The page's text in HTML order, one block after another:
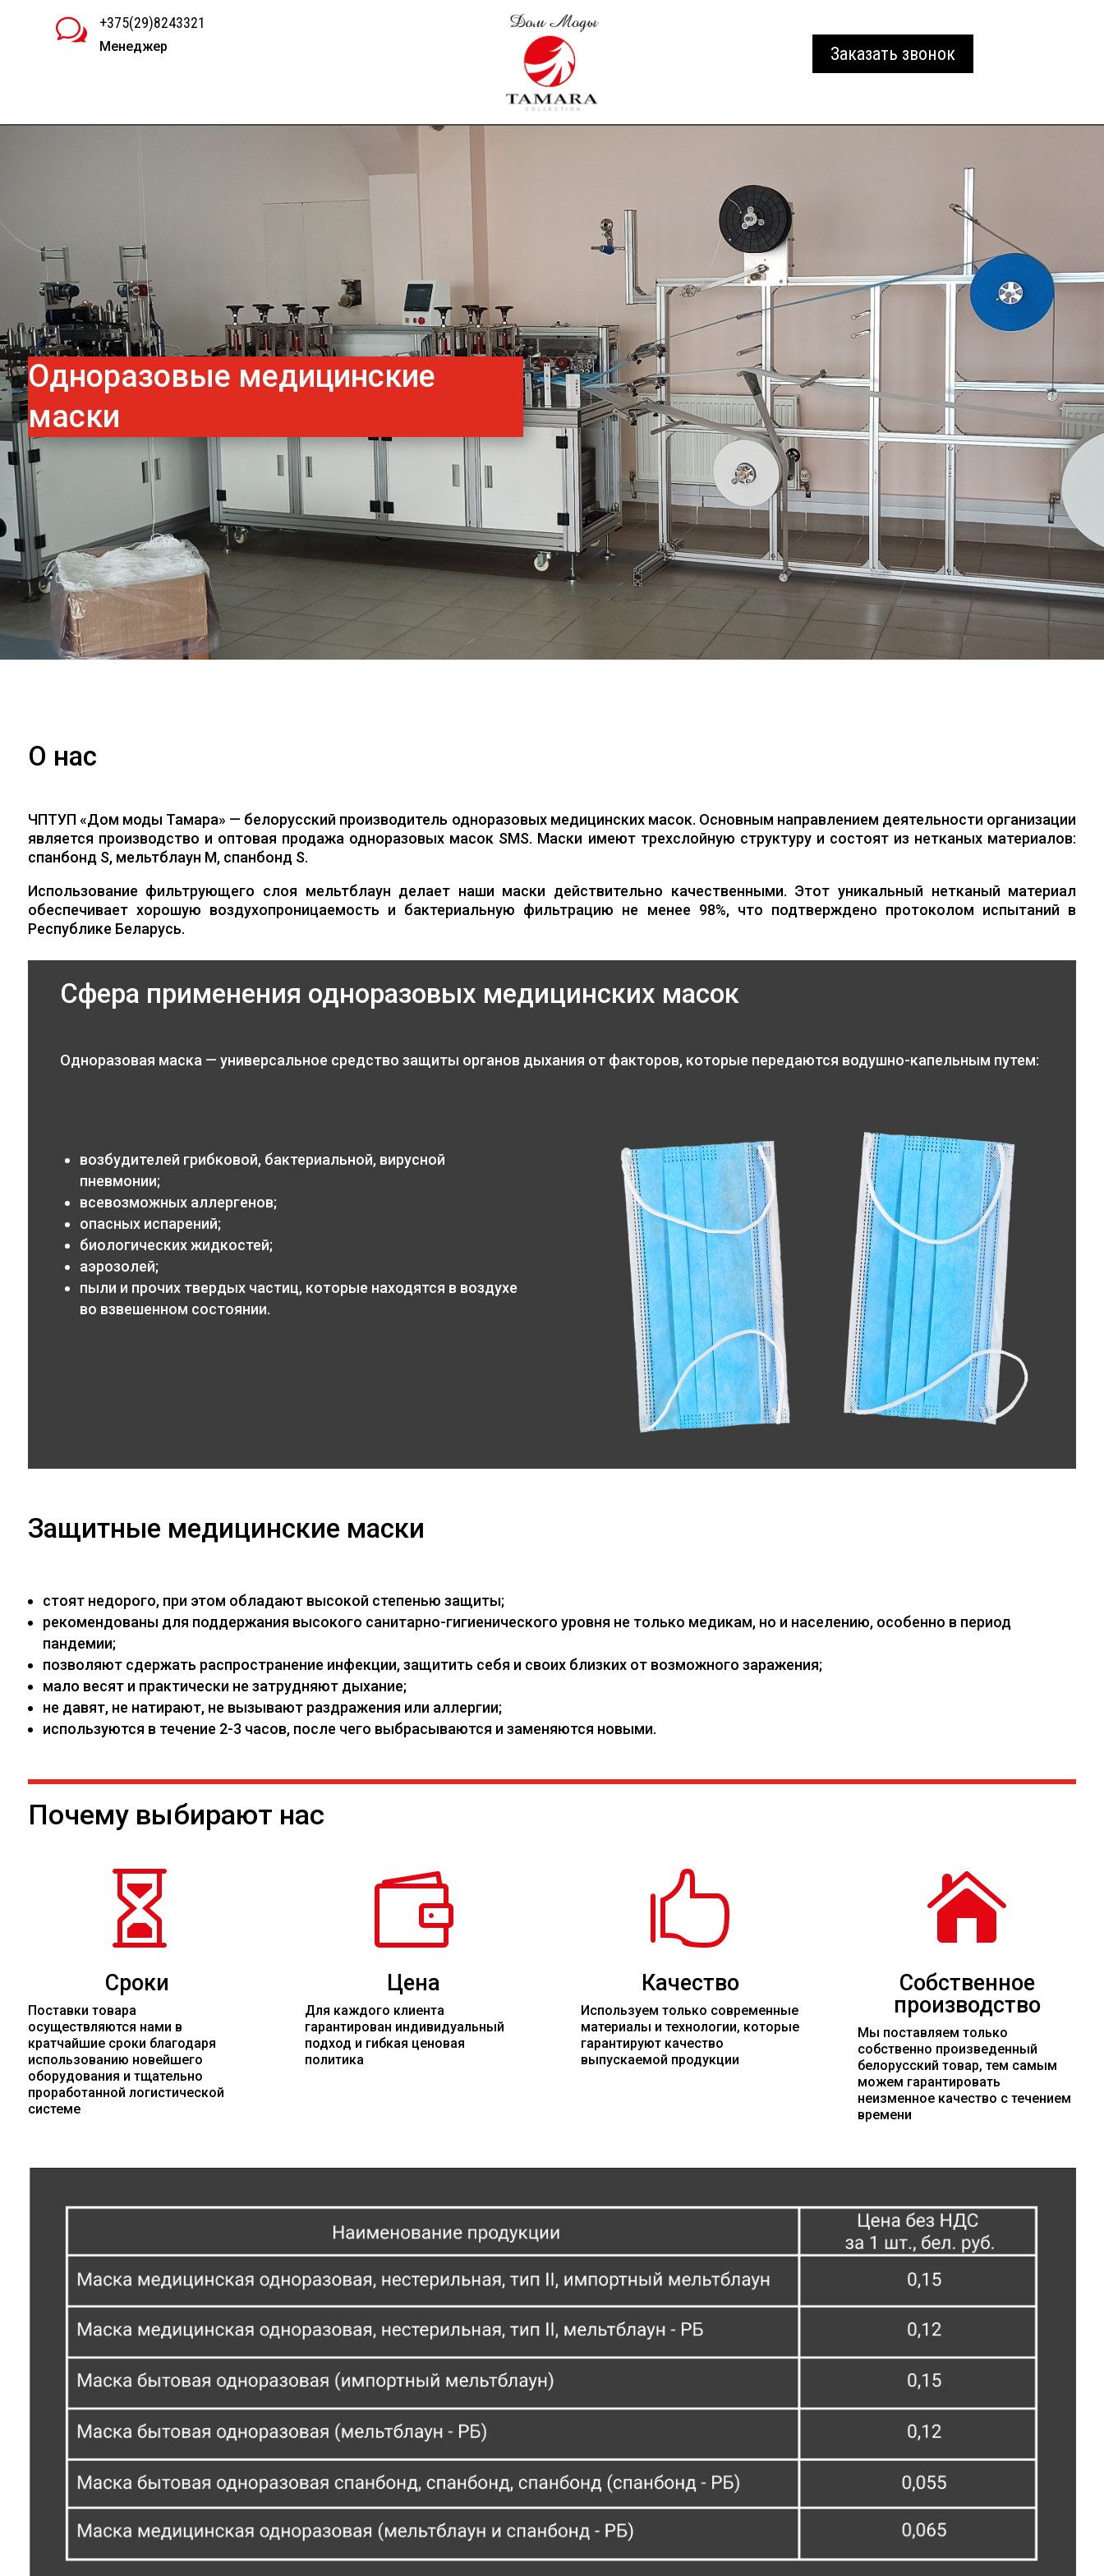
w +375(29)8243321
Менеджер Заказать звонок
Одноразовые медицинские
маски
О нас
ЧПТУП «Дом моды Тамара» — белорусский производитель одноразовых медицинских масок. Основным направлением деятельности организации
является производство и оптовая продажа одноразовых масок SMS. Маски имеют трехслойную структуру и состоят из нетканых материалов:
спанбонд S, мельтблаун M, спанбонд S.
Использование фильтрующего слоя мельтблаун делает наши маски действительно качественными. Этот уникальный нетканый материал
обеспечивает хорошую воздухопроницаемость и бактериальную фильтрацию не менее 98%, что подтверждено протоколом испытаний в
Республике Беларусь.
Сфера применения одноразовых медицинских масок
Одноразовая маска — универсальное средство защиты органов дыхания от факторов, которые передаются водушно-капельным путем:
возбудителей грибковой, бактериальной, вирусной
пневмонии;
всевозможных аллергенов;
опасных испарений;
биологических жидкостей;
аэрозолей;
пыли и прочих твердых частиц, которые находятся в воздухе
во взвешенном состоянии.
Защитные медицинские маски
стоят недорого, при этом обладают высокой степенью защиты;
рекомендованы для поддержания высокого санитарно-гигиенического уровня не только медикам, но и населению, особенно в период
пандемии;
позволяют сдержать распространение инфекции, защитить себя и своих близких от возможного заражения;
мало весят и практически не затрудняют дыхание;
не давят, не натирают, не вызывают раздражения или аллергии;
используются в течение 2-3 часов, после чего выбрасываются и заменяются новыми.
Почему выбирают нас

Сроки
Поставки товара
осуществляются нами в
кратчайшие сроки благодаря
использованию новейшего
оборудования и тщательно
проработанной логистической
системе

Цена
Для каждого клиента
гарантирован индивидуальный
подход и гибкая ценовая
политика

Качество
Используем только современные
материалы и технологии, которые
гарантируют качество
выпускаемой продукции

Собственное
производство
Мы поставляем только
собственно произведенный
белорусский товар, тем самым
можем гарантировать
неизменное качество с течением
времени